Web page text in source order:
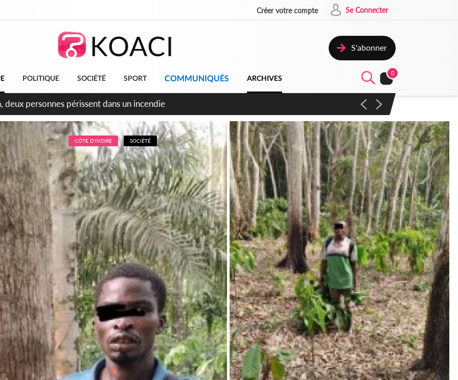
Créer votre compte Se Connecter
S'abonner
POLITIQUE SOCIÉTÉ SPORT COMMUNIQUÉS ARCHIVES
0
la célébration de la fête nationale transformée en vaste campagne contre les produits
CÔTE D'IVOIRE SOCIÉTÉ